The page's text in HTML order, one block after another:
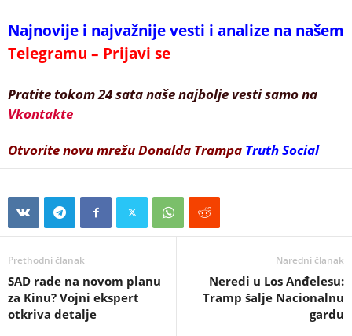
Najnovije i najvažnije vesti i analize na našem
Telegramu – Prijavi se
Pratite tokom 24 sata naše najbolje vesti samo na
Vkontakte
Otvorite novu mrežu Donalda Trampa Truth Social
Prethodni članak
SAD rade na novom planu
za Kinu? Vojni ekspert
otkriva detalje
Naredni članak
Neredi u Los Anđelesu:
Tramp šalje Nacionalnu
gardu